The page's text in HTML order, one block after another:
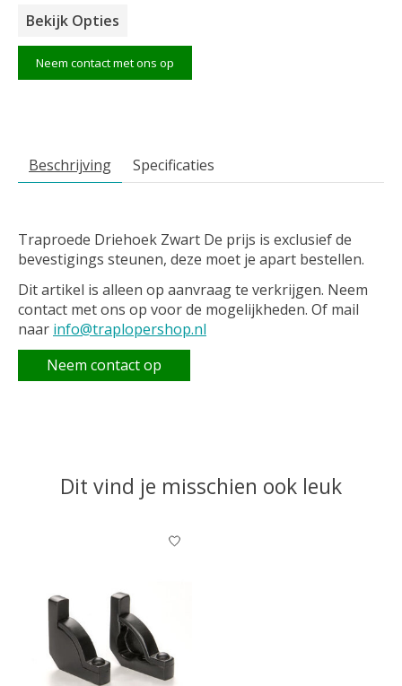
Bekijk Opties
Neem contact met ons op
Beschrijving Specificaties
Traproede Driehoek Zwart De prijs is exclusief de
bevestigings steunen, deze moet je apart bestellen.
Dit artikel is alleen op aanvraag te verkrijgen. Neem
contact met ons op voor de mogelijkheden. Of mail
naar info@traplopershop.nl
Neem contact op
Dit vind je misschien ook leuk
Items van productcarrousel